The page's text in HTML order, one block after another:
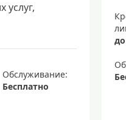
услуг,
Обслуживание:
Бесплатно